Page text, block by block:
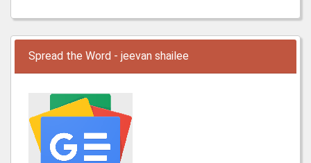
Spread the Word - jeevan shailee